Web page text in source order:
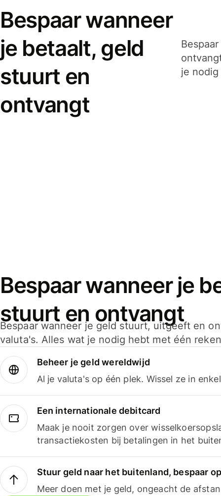
Bespaar wanneer
je betaalt, geld
stuurt en
ontvangt
je
Bespaar wanneer je
stuurt en ontvangt
Bespaar wanneer je geld stuurt, uitgeeft en
valuta's. Alles wat je nodig hebt met één
Beheer je geld wereldwijd
Al je valuta's op één plek. Wissel ze in
Een internationale debitcard
Maak je nooit zorgen over
transactiekosten bij betalingen in het
Stuur geld naar het buitenland, bespaar
Meer doen met je geld, ongeacht de